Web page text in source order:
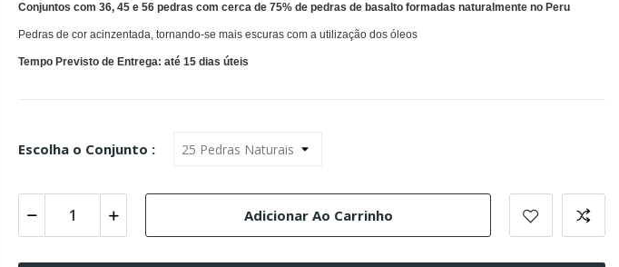
Conjuntos com 36, 45 e 56 pedras com cerca de 75% de pedras de basalto formadas naturalmente no Peru
Pedras de cor acinzentada, tornando-se mais escuras com a utilização dos óleos
Tempo Previsto de Entrega: até 15 dias úteis
Escolha o Conjunto :
Adicionar Ao Carrinho